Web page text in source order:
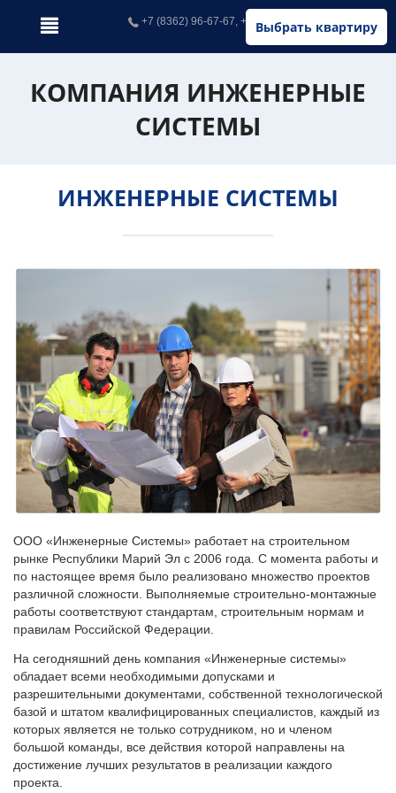
Выбрать квартиру
+7 (8362) 96-67-67, +7 (902) 326-67-67
КОМПАНИЯ ИНЖЕНЕРНЫЕ
СИСТЕМЫ
ИНЖЕНЕРНЫЕ СИСТЕМЫ
ООО «Инженерные Системы» работает на строительном
рынке Республики Марий Эл с 2006 года. С момента работы и
по настоящее время было реализовано множество проектов
различной сложности. Выполняемые строительно-монтажные
работы соответствуют стандартам, строительным нормам и
правилам Российской Федерации.
На сегодняшний день компания «Инженерные системы»
обладает всеми необходимыми допусками и
разрешительными документами, собственной технологической
базой и штатом квалифицированных специалистов, каждый из
которых является не только сотрудником, но и членом
большой команды, все действия которой направлены на
достижение лучших результатов в реализации каждого
проекта.